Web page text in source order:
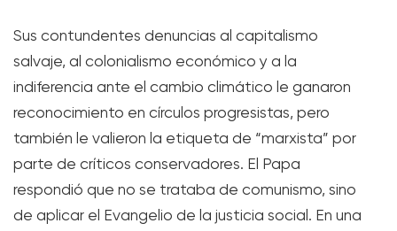
Sus contundentes denuncias al capitalismo
salvaje, al colonialismo económico y a la
indiferencia ante el cambio climático le ganaron
reconocimiento en círculos progresistas, pero
también le valieron la etiqueta de “marxista” por
parte de críticos conservadores. El Papa
respondió que no se trataba de comunismo, sino
de aplicar el Evangelio de la justicia social. En una